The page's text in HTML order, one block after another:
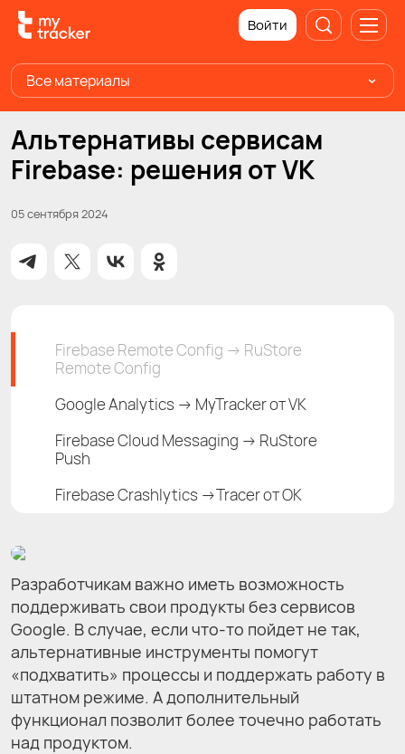
Войти
Все материалы
Альтернативы сервисам
Firebase: решения от VK
05 сентября 2024
Разработчикам важно иметь возможность
поддерживать свои продукты без сервисов
Google. В случае, если что-то пойдет не так,
альтернативные инструменты помогут
«подхватить» процессы и поддержать работу в
штатном режиме. А дополнительный
функционал позволит более точечно работать
над продуктом.
Firebase Remote Config → RuStore
Remote Config
Google Analytics → MyTracker от VK
Firebase Cloud Messaging → RuStore
Push
Firebase Crashlytics →Tracer от ОК